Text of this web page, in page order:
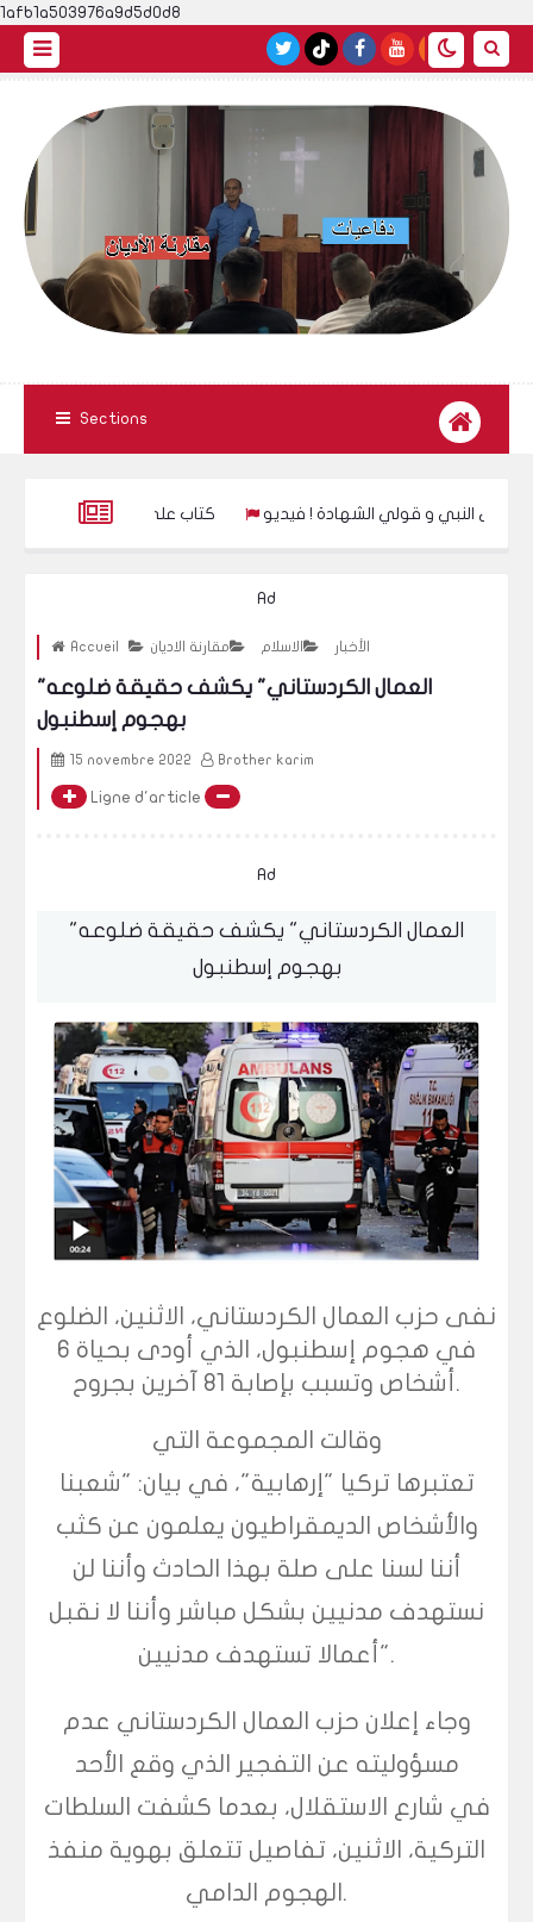
1afb1a503976a9d5d0d8
Sections
كتاب على قتل فاطمة طيب صلى على النبي و قولي الشهادة ! فيديو
Ad
Accueil الأخبار الاسلام مقارنة الاديان
"العمال الكردستاني" يكشف حقيقة ضلوعه
بهجوم إسطنبول
15 novembre 2022 Brother karim
Ligne d'article
Ad
"العمال الكردستاني" يكشف حقيقة ضلوعه
بهجوم إسطنبول
نفى حزب العمال الكردستاني، الاثنين، الضلوع
في هجوم إسطنبول، الذي أودى بحياة 6
أشخاص وتسبب بإصابة 81 آخرين بجروح.
وقالت المجموعة التي
تعتبرها تركيا "إرهابية"، في بيان: "شعبنا
والأشخاص الديمقراطيون يعلمون عن كثب
أننا لسنا على صلة بهذا الحادث وأننا لن
نستهدف مدنيين بشكل مباشر وأننا لا نقبل
أعمالا تستهدف مدنيين".
وجاء إعلان حزب العمال الكردستاني عدم
مسؤوليته عن التفجير الذي وقع الأحد
في شارع الاستقلال، بعدما كشفت السلطات
التركية، الاثنين، تفاصيل تتعلق بهوية منفذ
الهجوم الدامي.